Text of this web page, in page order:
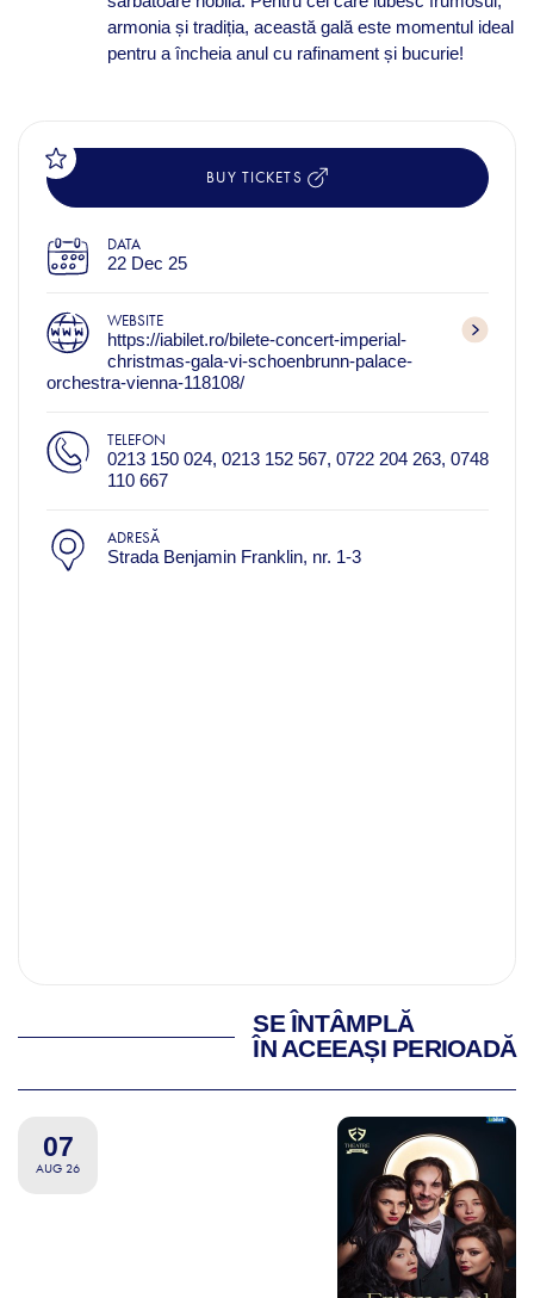
armonia și tradiția, această gală este momentul ideal
pentru a încheia anul cu rafinament și bucurie!
BUY TICKETS
DATA
22 Dec 25
WEBSITE
https://iabilet.ro/bilete-concert-imperial-
christmas-gala-vi-schoenbrunn-palace-
orchestra-vienna-118108/
TELEFON
0213 150 024, 0213 152 567, 0722 204 263, 0748
110 667
ADRESĂ
Strada Benjamin Franklin, nr. 1-3
SE ÎNTÂMPLĂ
ÎN ACEEAȘI PERIOADĂ
07
AUG 26